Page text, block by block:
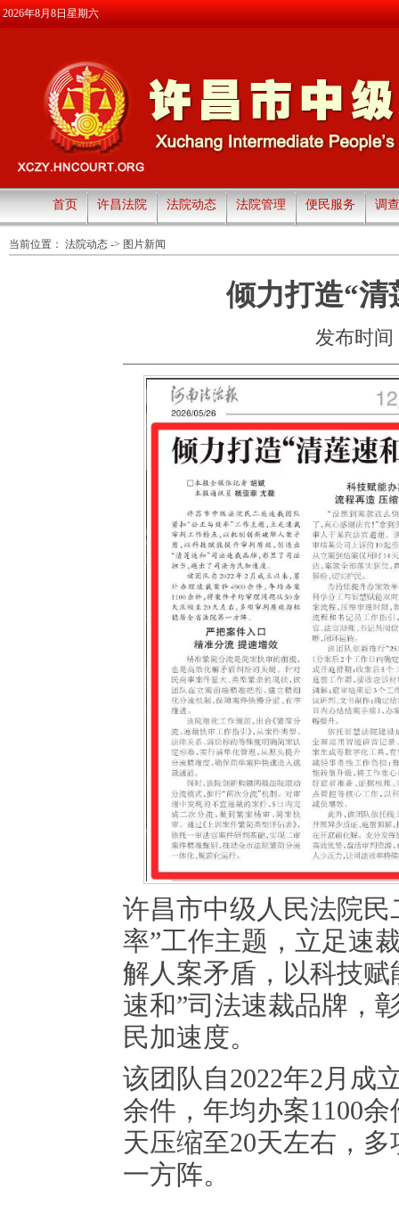
2026年8月8日星期六
首页 许昌法院 法院动态 法院管理 便民服务 调
当前位置： 法院动态 -> 图片新闻
倾力打造“清
发布时间
许昌市中级人民法院
率”工作主题，立足速
解人案矛盾，以科技
速和”司法速裁品牌，
民加速度。
该团队自2022年2月成
余件，年均办案1100
天压缩至20天左右，
一方阵。